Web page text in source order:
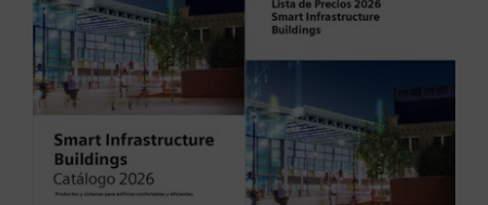
Tipo / Código:
Código:
ES2:32740018
Add to cart